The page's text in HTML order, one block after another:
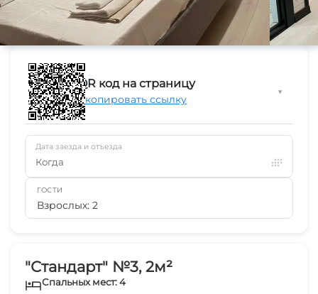
"Стандарт" №3, 2м²
Спальных мест: 4
QR код на страницу
Скопировать ссылку
▼
Дата заезда и отъезда
Когда
ГОСТИ
Взрослых: 2